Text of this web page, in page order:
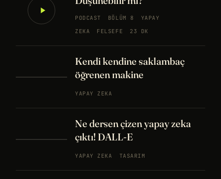
PODCAST BÖLÜM 8
YAPAY
ZEKA
FELSEFE 23 DK
Kendi kendine saklambaç
öğrenen makine
YAPAY ZEKA
Ne dersen çizen yapay zeka
çıktı! DALL-E
YAPAY ZEKA TASARIM